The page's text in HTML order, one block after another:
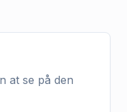
at se på den